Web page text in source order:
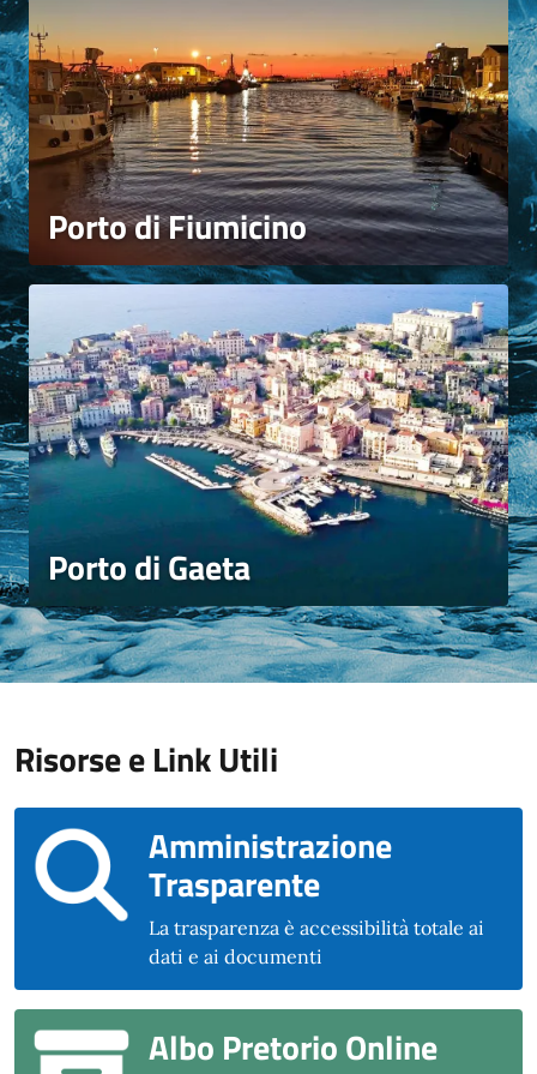
Porto di Fiumicino
Porto di Gaeta
Risorse e Link Utili
Amministrazione
Trasparente
La trasparenza è accessibilità totale ai
dati e ai documenti
Albo Pretorio Online